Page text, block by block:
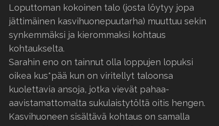
Loputtoman kokoinen talo (josta löytyy jopa
jättimäinen kasvihuonepuutarha) muuttuu sekin
synkemmäksi ja kierommaksi kohtaus
kohtaukselta.
Sarahin eno on tainnut olla loppujen lopuksi
oikea kus*pää kun on viritellyt taloonsa
kuolettavia ansoja, jotka vievät pahaa-
aavistamattomalta sukulaistytöltä oitis hengen.
Kasvihuoneen sisältävä kohtaus on samalla